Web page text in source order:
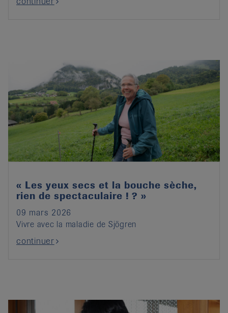
« Les yeux secs et la bouche sèche,
rien de spectaculaire ! ? »
09 mars 2026
Vivre avec la maladie de Sjögren
continuer